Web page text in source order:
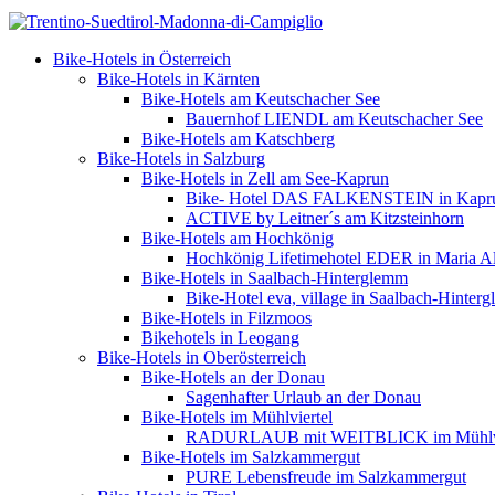
Bike-Hotels in Österreich
Bike-Hotels in Kärnten
Bike-Hotels am Keutschacher See
Bauernhof LIENDL am Keutschacher See
Bike-Hotels am Katschberg
Bike-Hotels in Salzburg
Bike-Hotels in Zell am See-Kaprun
Bike- Hotel DAS FALKENSTEIN in
ACTIVE by Leitner´s am Kitzsteinhorn
Bike-Hotels am Hochkönig
Hochkönig Lifetimehotel EDER in Maria
Bike-Hotels in Saalbach-Hinterglemm
Bike-Hotel eva, village in Saalbach-
Bike-Hotels in Filzmoos
Bikehotels in Leogang
Bike-Hotels in Oberösterreich
Bike-Hotels an der Donau
Sagenhafter Urlaub an der Donau
Bike-Hotels im Mühlviertel
RADURLAUB mit WEITBLICK im
Bike-Hotels im Salzkammergut
PURE Lebensfreude im Salzkammergut